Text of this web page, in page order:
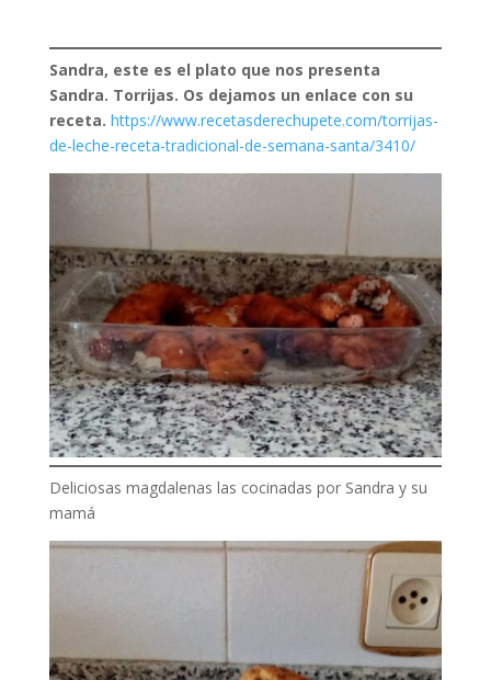
Sandra, este es el plato que nos presenta
Sandra. Torrijas. Os dejamos un enlace con su
receta. https://www.recetasderechupete.com/torrijas-
de-leche-receta-tradicional-de-semana-santa/3410/
Deliciosas magdalenas las cocinadas por Sandra y su
mamá